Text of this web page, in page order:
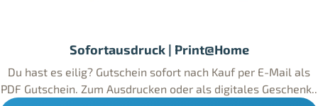
Sofortausdruck | Print@Home
Du hast es eilig? Gutschein sofort nach Kauf per E-Mail als
PDF Gutschein. Zum Ausdrucken oder als digitales Geschenk..